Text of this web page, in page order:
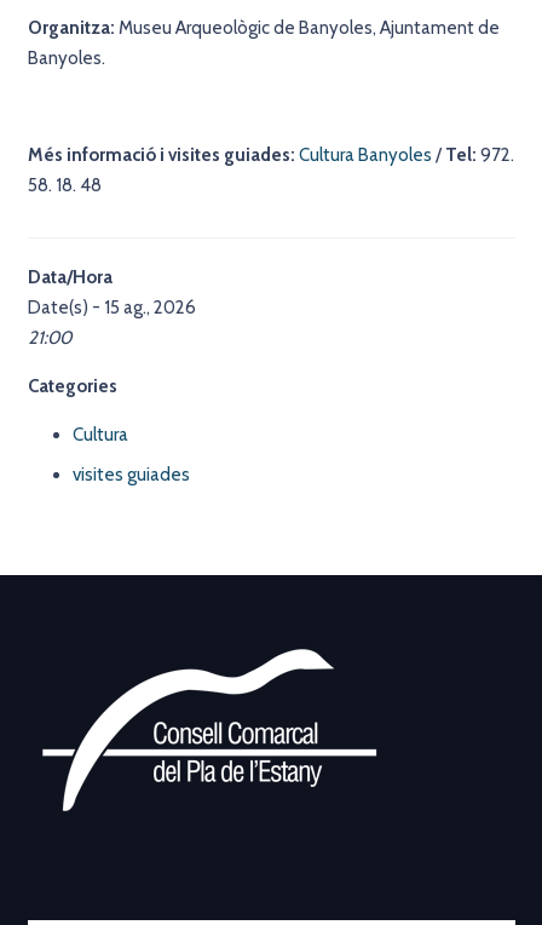
Organitza: Museu Arqueològic de Banyoles, Ajuntament de
Banyoles.
Més informació i visites guiades: Cultura Banyoles /Tel: 972.
58. 18. 48
Data/Hora
Date(s) - 15 ag., 2026
21:00
Categories
Cultura
visites guiades